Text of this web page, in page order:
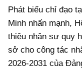
Phát biểu chỉ đạo
Minh nhấn mạnh,
thiệu nhân sự quy
sở cho công tác
2026-2031 của